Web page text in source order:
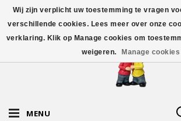
MENU
Wij zijn verplicht uw toestemming te vragen
verschillende cookies. Lees meer over onze
verklaring. Klik op Manage cookies om
weigeren.
Manage cookies